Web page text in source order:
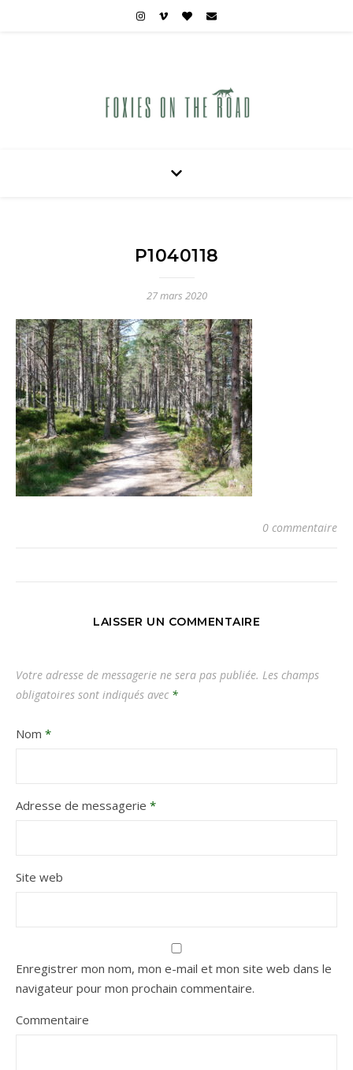
P1040118
27 mars 2020
0 commentaire
LAISSER UN COMMENTAIRE
Votre adresse de messagerie ne sera pas publiée. Les champs
obligatoires sont indiqués avec *
Nom *
Adresse de messagerie *
Site web
Enregistrer mon nom, mon e-mail et mon site web dans le
navigateur pour mon prochain commentaire.
Commentaire